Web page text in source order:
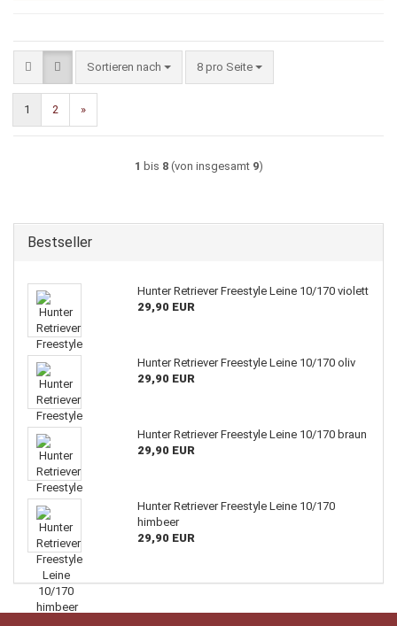
Sortieren nach
Sortieren nach 8 pro Seite
pro Seite
1 2 »
1 bis 8(von insgesamt 9)
Bestseller
Hunter Retriever Freestyle Leine 10/170 violett
29,90 EUR
Hunter Retriever Freestyle Leine 10/170 oliv
29,90 EUR
Hunter Retriever Freestyle Leine 10/170 braun
29,90 EUR
Hunter Retriever Freestyle Leine 10/170
himbeer
29,90 EUR